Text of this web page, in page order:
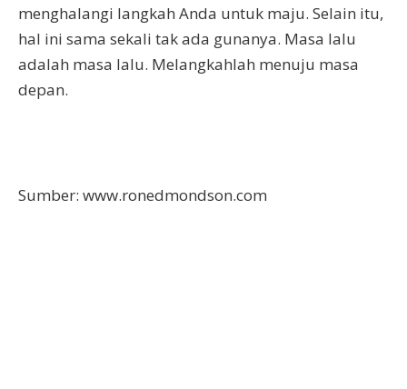
menghalangi langkah Anda untuk maju. Selain itu,
hal ini sama sekali tak ada gunanya. Masa lalu
adalah masa lalu. Melangkahlah menuju masa
depan.
Sumber: www.ronedmondson.com